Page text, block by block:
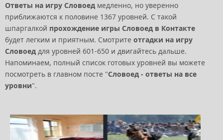
Ответы на игру Словоед медленно, но уверенно
приближаются к половине 1367 уровней. С такой
шпаргалкой прохождение игры Словоед в Контакте
будет легким и приятным. Смотрите отгадки на игру
Словоед для уровней 601-650 и двигайтесь дальше.
Напоминаем, полный список готовых уровней вы можете
посмотреть в главном посте "Словоед - ответы на все
уровни".